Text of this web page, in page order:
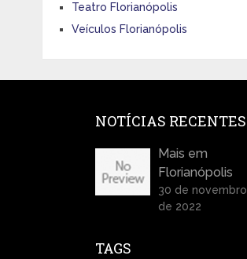
Teatro Florianópolis
Veículos Florianópolis
NOTÍCIAS RECENTES
Mais em
Florianópolis
30 de novembro
de 2022
TAGS